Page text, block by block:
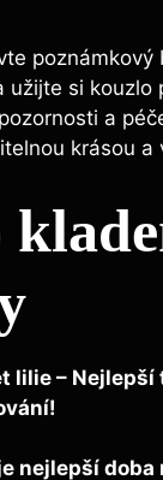
poznámkový
užijte si kouzlo
a
krásou a
lilie –
nejlepší